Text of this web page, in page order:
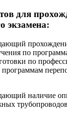
для
экзамена:
по
по
наличие